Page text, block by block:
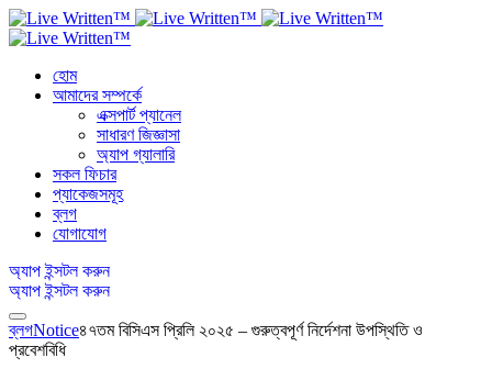
হোম
আমাদের সম্পর্কে
এক্সপার্ট প্যানেল
সাধারণ জিজ্ঞাসা
অ্যাপ গ্যালারি
সকল ফিচার
প্যাকেজসমূহ
ব্লগ
যোগাযোগ
অ্যাপ ইন্সটল করুন
অ্যাপ ইন্সটল করুন
ব্লগNotice৪৭তম বিসিএস প্রিলি ২০২৫ – গুরুত্বপূর্ণ নির্দেশনা উপস্থিতি ও
প্রবেশবিধি